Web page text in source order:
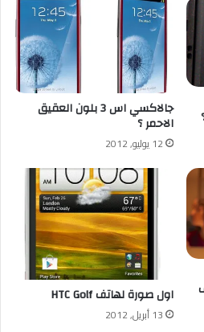
جالاكسي اس 3 بلون العقيق
الاحمر ؟
12 يوليو, 2012
اول صورة لهاتف HTC Golf
13 أبريل, 2012